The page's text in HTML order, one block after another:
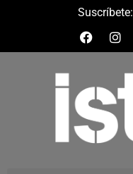
Suscríbete: